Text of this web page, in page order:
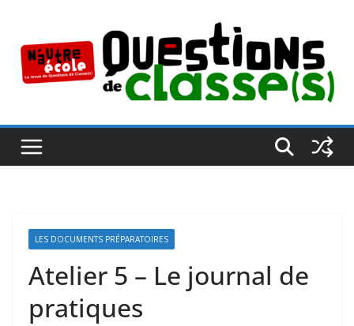
contenu
LES DOCUMENTS PRÉPARATOIRES
Atelier 5 – Le journal de
pratiques